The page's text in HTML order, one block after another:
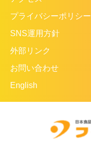
プライバシーポリシー
SNS運用方針
外部リンク
お問い合わせ
English